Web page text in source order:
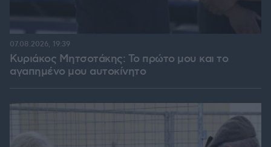
Κυριάκος Μητσοτάκης: Το πρώτο μου και το
αγαπημένο μου αυτοκίνητο
07.08.2026, 19:39